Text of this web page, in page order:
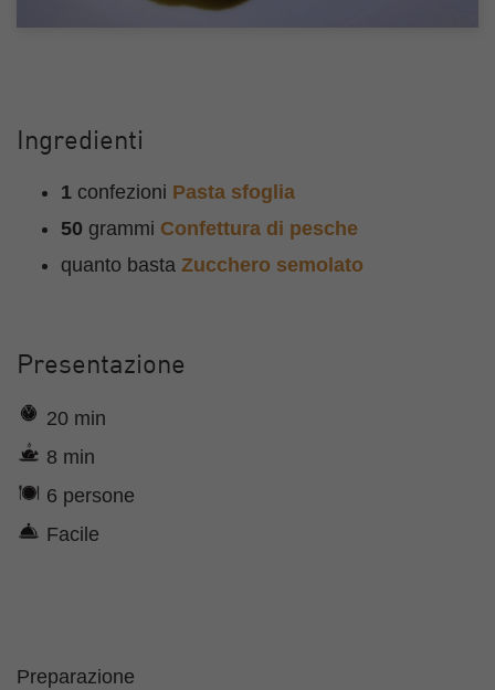
Ingredienti
1 confezioni Pasta sfoglia
50 grammi Confettura di pesche
quanto basta Zucchero semolato
Presentazione
20 min
8 min
6 persone
Facile
Preparazione